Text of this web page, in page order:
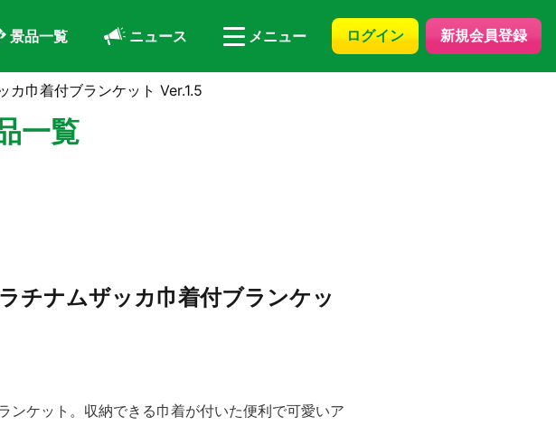
景品一覧 ニュース メニュー ログイン 新規会員登録
巾着付ブランケット Ver.1.5
一覧
ナムザッカ巾着付ブランケッ
ンケット。収納できる巾着が付いた便利で可愛いア